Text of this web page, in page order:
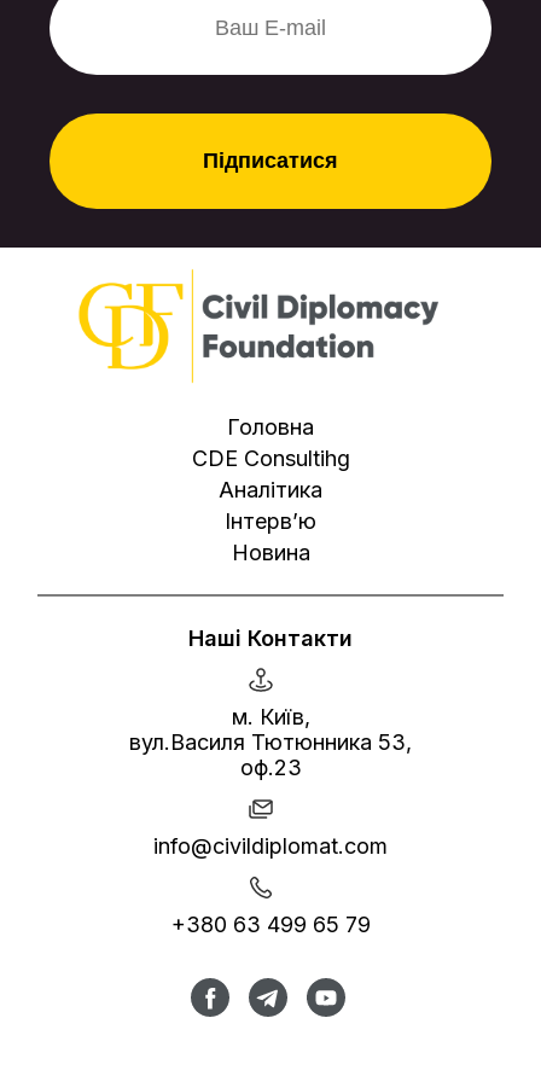
у відносинах з Москвою. І Баку, і
Головна
CDE Consultihg
Аналітика
Інтерв’ю
Новина
Наші Контакти
м. Київ,
вул.Василя Тютюнника 53,
оф.23
info@civildiplomat.com
+380 63 499 65 79